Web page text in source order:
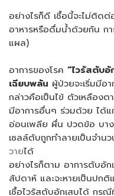
อย่างไรก็ดี เชื้อนี้จะไม่ติด
อาหารหรือดื่มน้ำด้วยกัน ก
แผล)
อาการของโรค “ไวรัสตับอั
เฉียบพลัน ผู้ป่วยจะเริ่มมีอ
กล่าวคือเป็นไข้ ตัวเหลือง
มีอาการอื่นๆ ร่วมด้วย ได้แ
อ่อนเพลีย ผื่น ปวดข้อ บาง
เซลล์ตับถูกทำลายเป็นจำน
วายได้
อย่างไรก็ตาม อาการตับอัก
สัปดาห์ และจะหายเป็นปกติ
เชื้อไวรัสตับอักเสบได้ กรณี